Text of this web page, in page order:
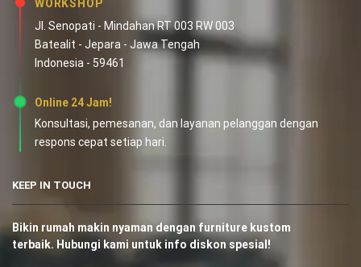
WORKSHOP
Jl. Senopati - Mindahan RT 003 RW 003
Batealit - Jepara - Jawa Tengah
Indonesia - 59461
Online 24 Jam!
Konsultasi, pemesanan, dan layanan pelanggan dengan
respons cepat setiap hari.
KEEP IN TOUCH
Bikin rumah makin nyaman dengan furniture kustom
terbaik. Hubungi kami untuk info diskon spesial!